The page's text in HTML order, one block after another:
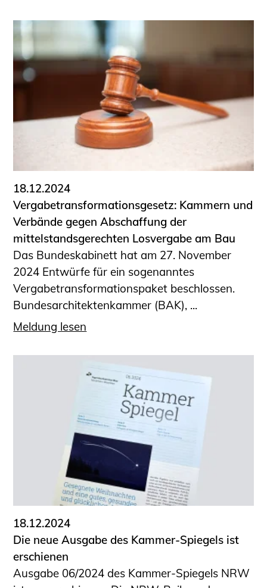
18.12.2024
Vergabetransformationsgesetz: Kammern und
Verbände gegen Abschaffung der
mittelstandsgerechten Losvergabe am Bau
Das Bundeskabinett hat am 27. November
2024 Entwürfe für ein sogenanntes
Vergabetransformationspaket beschlossen.
Bundesarchitektenkammer (BAK), ...
Meldung lesen
18.12.2024
Die neue Ausgabe des Kammer-Spiegels ist
erschienen
Ausgabe 06/2024 des Kammer-Spiegels NRW